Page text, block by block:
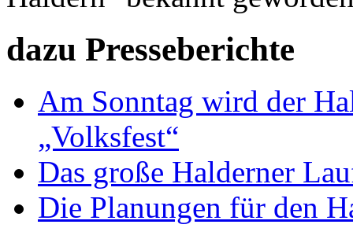
dazu Presseberichte
Am Sonntag wird der
„Volksfest“
Das große Halderner
Die Planungen für den